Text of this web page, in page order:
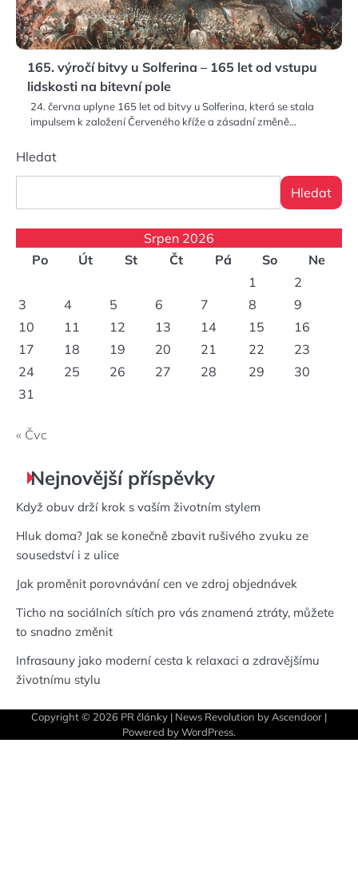
165. výročí bitvy u Solferina – 165 let od vstupu
lidskosti na bitevní pole
24. června uplyne 165 let od bitvy u Solferina, která se stala
impulsem k založení Červeného kříže a zásadní změně…
Hledat
Hledat
Srpen 2026
Po
Út St Čt Pá So
Ne
1
2
3
4 5 6 7 8
9
10
11 12 13 14 15
16
17
18 19 20 21 22
23
24
25 26 27 28 29
30
31
« Čvc
Nejnovější příspěvky
Když obuv drží krok s vaším životním stylem
Hluk doma? Jak se konečně zbavit rušivého zvuku ze
sousedství i z ulice
Jak proměnit porovnávání cen ve zdroj objednávek
Ticho na sociálních sítích pro vás znamená ztráty, můžete
to snadno změnit
Infrasauny jako moderní cesta k relaxaci a zdravějšímu
životnímu stylu
Copyright © 2026 PR články | News Revolution by Ascendoor |
Powered byWordPress.